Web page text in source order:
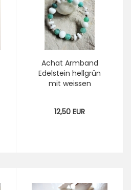
Achat Armband
Edelstein hellgrün
mit weissen
smaragd
12,50 EUR